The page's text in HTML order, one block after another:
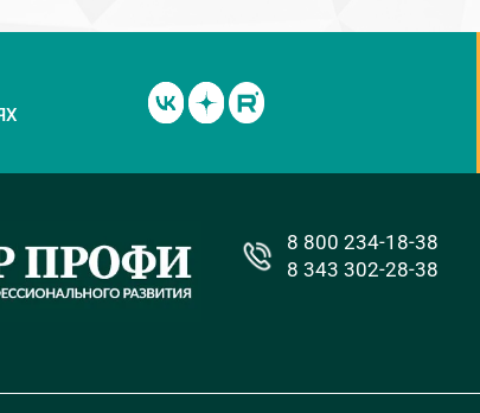
8 800 234-18-38
8 343 302-28-38